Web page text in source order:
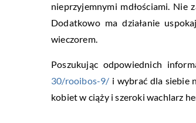
nieprzyjemnymi mdłościami.
Dodatkowo ma działanie
wieczorem.
Poszukując odpowiednich
30/rooibos-9/ i wybrać dla siebie
kobiet w ciąży i szeroki wachlarz